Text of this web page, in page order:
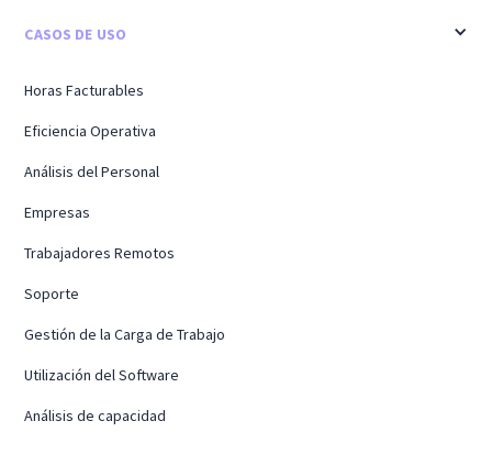
CASOS DE USO
Horas Facturables
Eficiencia Operativa
Análisis del Personal
Empresas
Trabajadores Remotos
Soporte
Gestión de la Carga de Trabajo
Utilización del Software
Análisis de capacidad